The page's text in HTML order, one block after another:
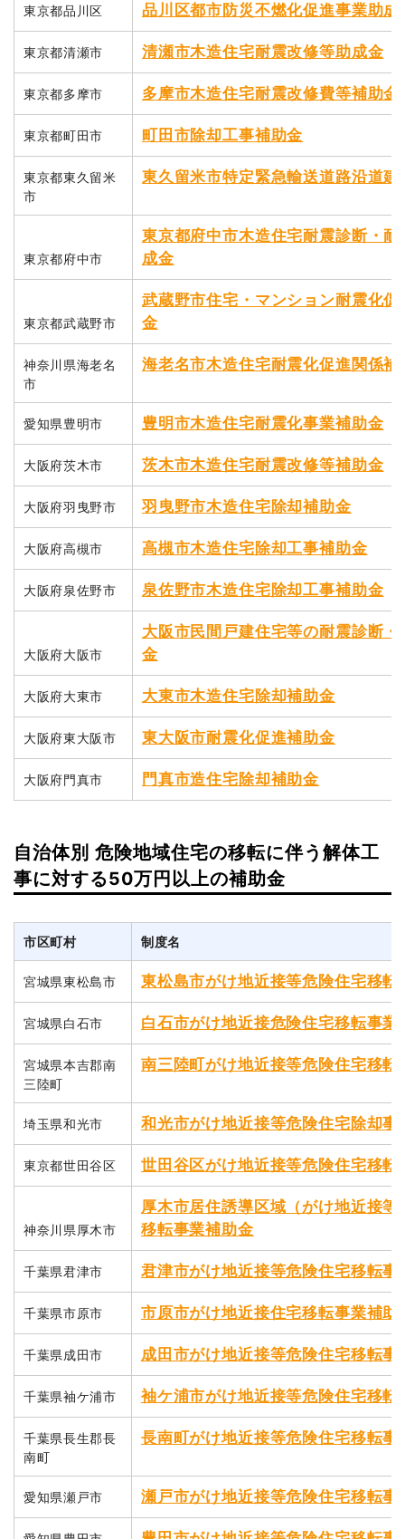
東京都品川区 品川区都市防災不燃化促進事業助成
東京都清瀬市 清瀬市木造住宅耐震改修等助成金
東京都多摩市 多摩市木造住宅耐震改修費等補助金
東京都町田市 町田市除却工事補助金
東京都東久留米
市
東久留米市特定緊急輸送道路沿道建
東京都府中市
東京都府中市木造住宅耐震診断・耐
成金
東京都武蔵野市
武蔵野市住宅・マンション耐震化促
金
神奈川県海老名
市
海老名市木造住宅耐震化促進関係補
愛知県豊明市 豊明市木造住宅耐震化事業補助金
大阪府茨木市 茨木市木造住宅耐震改修等補助金
大阪府羽曳野市 羽曳野市木造住宅除却補助金
大阪府高槻市 高槻市木造住宅除却工事補助金
大阪府泉佐野市 泉佐野市木造住宅除却工事補助金
大阪府大阪市
大阪市民間戸建住宅等の耐震診断・
金
大阪府大東市 大東市木造住宅除却補助金
大阪府東大阪市 東大阪市耐震化促進補助金
大阪府門真市 門真市造住宅除却補助金
自治体別 危険地域住宅の移転に伴う解体工
事に対する50万円以上の補助金
市区町村 制度名
宮城県東松島市 東松島市がけ地近接等危険住宅移転
宮城県白石市 白石市がけ地近接危険住宅移転事業
宮城県本吉郡南
三陸町
南三陸町がけ地近接等危険住宅移転
埼玉県和光市 和光市がけ地近接等危険住宅除却事
東京都世田谷区 世田谷区がけ地近接等危険住宅移転
神奈川県厚木市
厚木市居住誘導区域（がけ地近接等
移転事業補助金
千葉県君津市 君津市がけ地近接等危険住宅移転事
千葉県市原市 市原市がけ地近接住宅移転事業補助
千葉県成田市 成田市がけ地近接等危険住宅移転事
千葉県袖ケ浦市 袖ケ浦市がけ地近接等危険住宅移転
千葉県長生郡長
南町
長南町がけ地近接等危険住宅移転事
愛知県瀬戸市 瀬戸市がけ地近接等危険住宅移転事